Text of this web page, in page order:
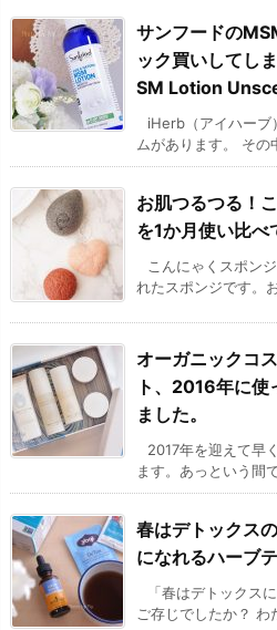
サンフードの
ック買いしてし
SM Lotion
iHerb（アイハーブ
ムがあります。 その
お肌つるつる！
を1か月使い比べ
こんにゃくスポン
れたスポンジです。
オーガニックコ
ト、2016年に使
ました。
2017年を迎えて早
ます。あっという間
春はデトックス
になれるハーブ
「春はデトックス
ご存じでしたか？